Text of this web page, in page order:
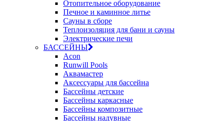
Отопительное оборудование
Печное и каминное литье
Сауны в сборе
Теплоизоляция для бани и сауны
Электрические печи
БАССЕЙНЫ
Acon
Runwill Pools
Аквамастер
Аксессуары для бассейна
Бассейны детские
Бассейны каркасные
Бассейны композитные
Бассейны надувные